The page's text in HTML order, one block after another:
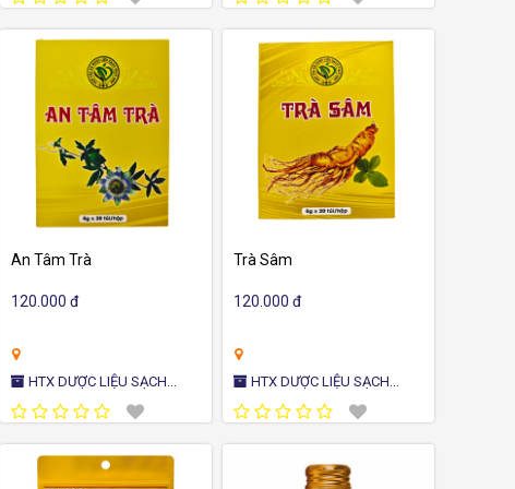
An Tâm Trà
120.000 đ
HTX DƯỢC LIỆU SẠCH
THỦY ANH
Trà Sâm
120.000 đ
HTX DƯỢC LIỆU SẠCH
THỦY ANH